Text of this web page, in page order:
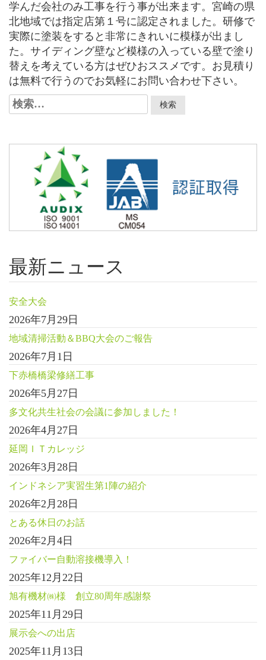
学んだ会社のみ工事を行う事が出来ます。宮崎の県
北地域では指定店第１号に認定されました。研修で
実際に塗装をすると非常にきれいに模様が出まし
た。サイディング壁など模様の入っている壁で塗り
替えを考えている方はぜひおススメです。お見積り
は無料で行うのでお気軽にお問い合わせ下さい。
検
索:
最新ニュース
安全大会
2026年7月29日
地域清掃活動＆BBQ大会のご報告
2026年7月1日
下赤橋橋梁修繕工事
2026年5月27日
多文化共生社会の会議に参加しました！
2026年4月27日
延岡ＩＴカレッジ
2026年3月28日
インドネシア実習生第1陣の紹介
2026年2月28日
とある休日のお話
2026年2月4日
ファイバー自動溶接機導入！
2025年12月22日
旭有機材㈱様 創立80周年感謝祭
2025年11月29日
展示会への出店
2025年11月13日